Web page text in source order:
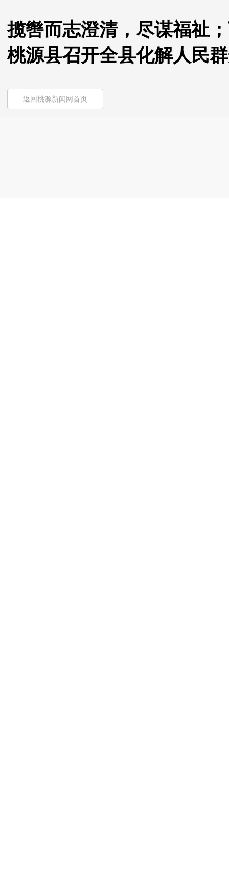
揽辔而志澄清，尽谋福祉
桃源县召开全县化解人民
返回桃源新闻网首页